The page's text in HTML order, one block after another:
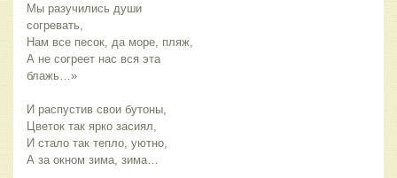
Мы разучились души
согревать,
Нам все песок, да море, пляж,
А не согреет нас вся эта
блажь…»
И распустив свои бутоны,
Цветок так ярко засиял,
И стало так тепло, уютно,
А за окном зима, зима…